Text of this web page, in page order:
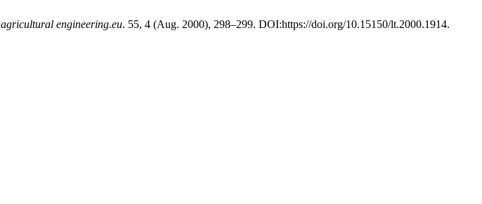
agricultural engineering.eu. 55, 4 (Aug. 2000), 298–299. DOI:https://doi.org/10.15150/lt.2000.1914.